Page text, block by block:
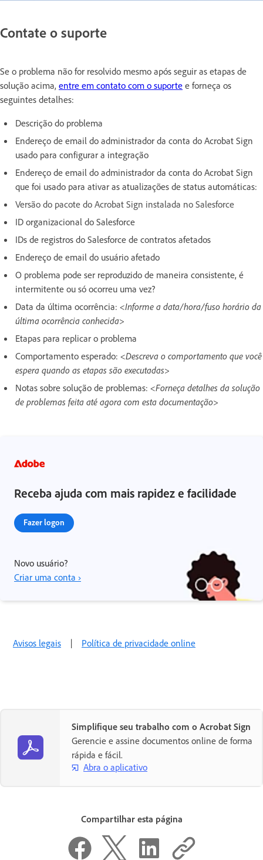
Contate o suporte
Se o problema não for resolvido mesmo após seguir as etapas de
solução acima, entre em contato com o suporte e forneça os
seguintes detalhes:
Descrição do problema
Endereço de email do administrador da conta do Acrobat Sign
usado para configurar a integração
Endereço de email do administrador da conta do Acrobat Sign
que foi usado para ativar as atualizações de status automáticas:
Versão do pacote do Acrobat Sign instalada no Salesforce
ID organizacional do Salesforce
IDs de registros do Salesforce de contratos afetados
Endereço de email do usuário afetado
O problema pode ser reproduzido de maneira consistente, é
intermitente ou só ocorreu uma vez?
Data da última ocorrência: <Informe a data/hora/fuso horário da
última ocorrência conhecida>
Etapas para replicar o problema
Comportamento esperado: <Descreva o comportamento que você
espera quando as etapas são executadas>
Notas sobre solução de problemas: <Forneça detalhes da solução
de problemas feita até agora com esta documentação>
Receba ajuda com mais rapidez e facilidade
Fazer logon
Novo usuário?
Criar uma conta ›
Avisos legais | Política de privacidade online
Simplifique seu trabalho com o Acrobat Sign
Gerencie e assine documentos online de forma
rápida e fácil.
Abra o aplicativo
Compartilhar esta página